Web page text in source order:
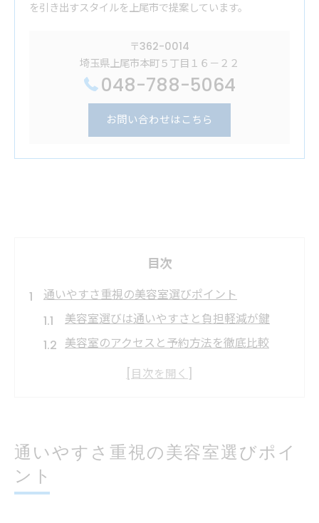
を引き出すスタイルを上尾市で提案しています。
〒362-0014
埼玉県上尾市本町５丁目１６－２２
048-788-5064
お問い合わせはこちら
目次
通いやすさ重視の美容室選びポイント
美容室選びは通いやすさと負担軽減が鍵
美容室のアクセスと予約方法を徹底比較
日常にフィットする美容室の条件を探る
美容室で自分にフィットする条件とは
自分に合う美容室条件とフィット感の見極
通いやすさ重視の美容室選びポイ
ント